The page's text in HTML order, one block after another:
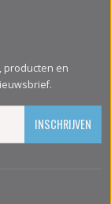
producten en
INSCHRIJVEN